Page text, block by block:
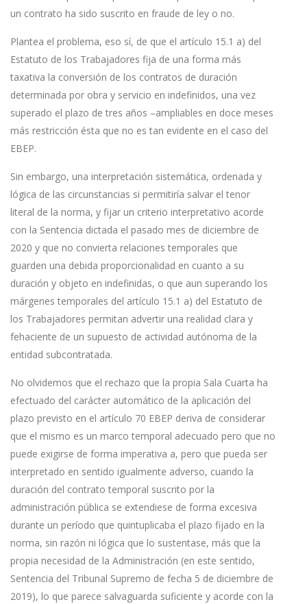
un contrato ha sido suscrito en fraude de ley o no.
Plantea el problema, eso sí, de que el artículo 15.1 a) del
Estatuto de los Trabajadores fija de una forma más
taxativa la conversión de los contratos de duración
determinada por obra y servicio en indefinidos, una vez
superado el plazo de tres años –ampliables en doce meses
más restricción ésta que no es tan evidente en el caso del
EBEP.
Sin embargo, una interpretación sistemática, ordenada y
lógica de las circunstancias si permitiría salvar el tenor
literal de la norma, y fijar un criterio interpretativo acorde
con la Sentencia dictada el pasado mes de diciembre de
2020 y que no convierta relaciones temporales que
guarden una debida proporcionalidad en cuanto a su
duración y objeto en indefinidas, o que aun superando los
márgenes temporales del artículo 15.1 a) del Estatuto de
los Trabajadores permitan advertir una realidad clara y
fehaciente de un supuesto de actividad autónoma de la
entidad subcontratada.
No olvidemos que el rechazo que la propia Sala Cuarta ha
efectuado del carácter automático de la aplicación del
plazo previsto en el artículo 70 EBEP deriva de considerar
que el mismo es un marco temporal adecuado pero que no
puede exigirse de forma imperativa a, pero que pueda ser
interpretado en sentido igualmente adverso, cuando la
duración del contrato temporal suscrito por la
administración pública se extendiese de forma excesiva
durante un período que quintuplicaba el plazo fijado en la
norma, sin razón ni lógica que lo sustentase, más que la
propia necesidad de la Administración (en este sentido,
Sentencia del Tribunal Supremo de fecha 5 de diciembre de
2019), lo que parece salvaguarda suficiente y acorde con la